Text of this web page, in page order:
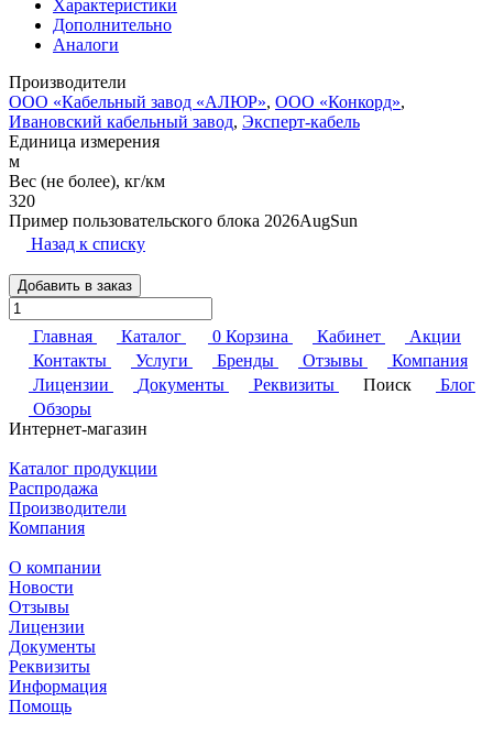
Характеристики
Дополнительно
Аналоги
Производители
ООО «Кабельный завод «АЛЮР», ООО «Конкорд»,
Ивановский кабельный завод, Эксперт-кабель
Единица измерения
м
Вес (не более), кг/км
320
Пример пользовательского блока 2026AugSun
Назад к списку
Добавить в заказ
Главная Каталог 0 Корзина Кабинет
Акции
Контакты
Услуги Бренды Отзывы
Компания
Лицензии
Документы Реквизиты Поиск
Блог
Обзоры
Интернет-магазин
Каталог продукции
Распродажа
Производители
Компания
О компании
Новости
Отзывы
Лицензии
Документы
Реквизиты
Информация
Помощь